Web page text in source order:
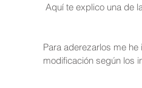
Aquí te explico una de
Para aderezarlos me
modificación según los